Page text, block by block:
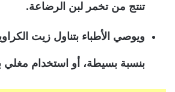
تنتج من تخمر لبن الرضاعة.
ويوصي الأطباء بتناول زيت
بنسبة بسيطة، أو استخدام مغلي